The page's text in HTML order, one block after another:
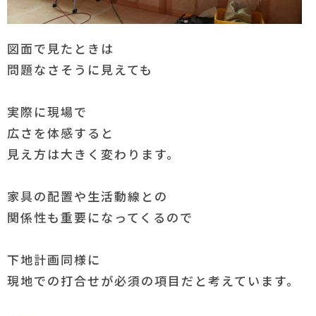
図面で見たときは
問題なさそうに見えても
実際に現場で
広さを体感すると
見え方は大きく変わります。
家具の配置や生活動線との
関係性も重要になってくるので
下地計画同様に
現地での打合せが必須の項目だと考えています。